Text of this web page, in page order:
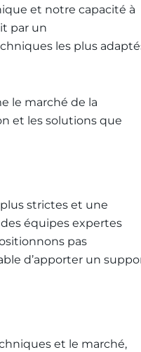
et notre capacité à
par un
les plus
le marché de la
et les solutions que
strictes et une
équipes expertes
pas
d’apporter un
et le marché,